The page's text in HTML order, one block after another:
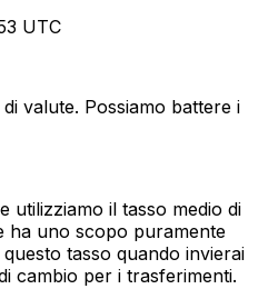
UTC
valute. Possiamo battere i
utilizziamo il tasso medio di
ha uno scopo puramente
tasso quando invierai
cambio per i trasferimenti.